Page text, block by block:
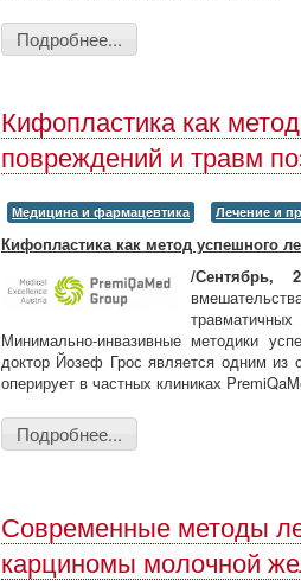
Подробнее...
Кифопластика как
повреждений и травм
Медицина и фармацевтика Лечение и
Кифопластика как метод успешного
/Сентябрь,
Минимально-инвазивные методики
доктор Йозеф Грос является одним из
оперирует в частных клиниках
Подробнее...
Современные методы
карциномы молочной